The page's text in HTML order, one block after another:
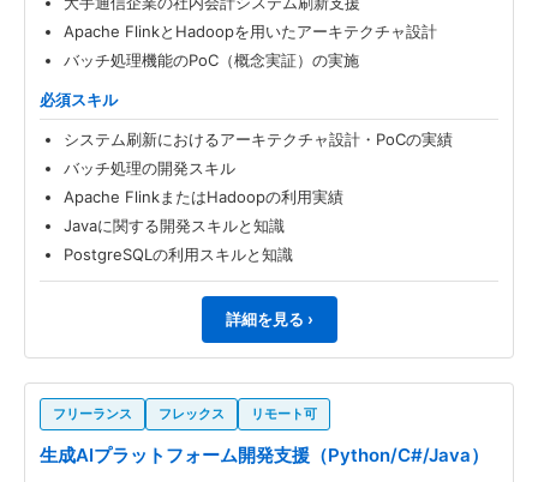
Apache FlinkとHadoopを用いたアーキテクチャ設計
バッチ処理機能のPoC（概念実証）の実施
必須スキル
システム刷新におけるアーキテクチャ設計・PoCの実績
バッチ処理の開発スキル
Apache FlinkまたはHadoopの利用実績
Javaに関する開発スキルと知識
PostgreSQLの利用スキルと知識
詳細を見る ›
フリーランス フレックス リモート可
生成AIプラットフォーム開発支援（Python/C#/Java）